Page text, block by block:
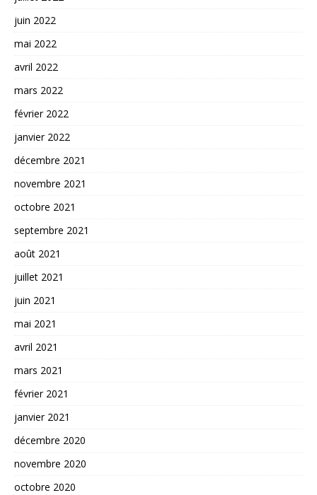
juin 2022
mai 2022
avril 2022
mars 2022
février 2022
janvier 2022
décembre 2021
novembre 2021
octobre 2021
septembre 2021
août 2021
juillet 2021
juin 2021
mai 2021
avril 2021
mars 2021
février 2021
janvier 2021
décembre 2020
novembre 2020
octobre 2020